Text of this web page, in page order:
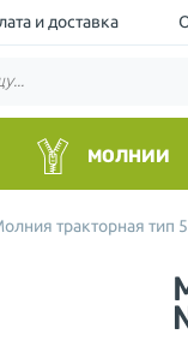
и доставка
МОЛНИИ
тракторная